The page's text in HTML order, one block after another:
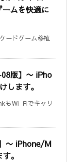
ムを快適に
ードゲーム移植
版】 〜 iPho
します。
もWi-Fiでキャリ
〜 iPhone/M
。